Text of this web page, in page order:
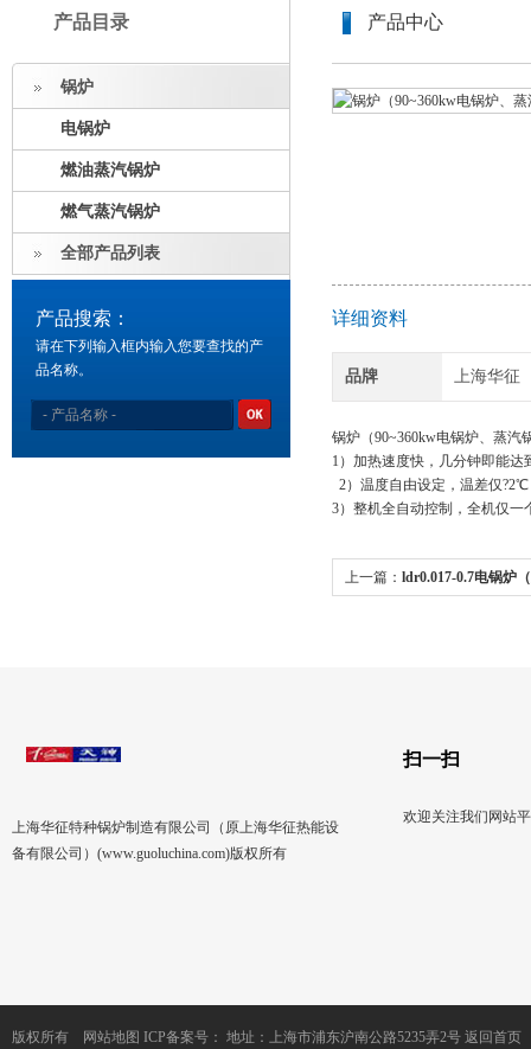
产品目录
锅炉
电锅炉
燃油蒸汽锅炉
燃气蒸汽锅炉
全部产品列表
产品搜索：
请在下列输入框内输入您要查找的产
品名称。
产品中心
详细资料
品牌 上海华征
锅炉（90~360kw电锅炉、蒸汽
1）加热速度快，几分钟即能达
2）温度自由设定，温差仅?2℃
3）整机全自动控制，全机仅一
上一篇： ldr0.017-0.7电锅炉
上海华征特种锅炉制造有限公司（原上海华征热能设
备有限公司）(www.guoluchina.com)版权所有
扫一扫
欢迎关注我们网站
版权所有 网站地图 ICP备案号： 地址：上海市浦东沪南公路5235弄2号 返回首页